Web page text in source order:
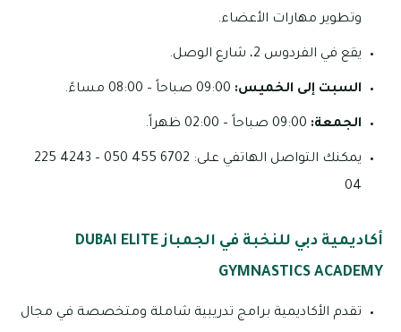
وتطوير مهارات الأعضاء.
يقع في الفردوس 2، شارع الوصل.
السبت إلى الخميس: 09:00 صباحاً – 08:00 مساءً.
الجمعة: 09:00 صباحاً – 02:00 ظهراً.
يمكنك التواصل الهاتفي على: 6702 455 050 – 4243 225
04
أكاديمية دبي للنخبة في الجمباز DUBAI ELITE
GYMNASTICS ACADEMY
تقدم الأكاديمية برامج تدريبية شاملة ومتخصصة في مجال